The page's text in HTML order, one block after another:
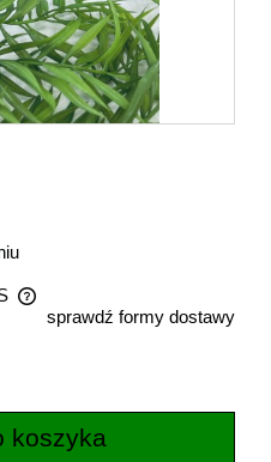
kosztów płatności
sprawdź formy dostawy
koszyka